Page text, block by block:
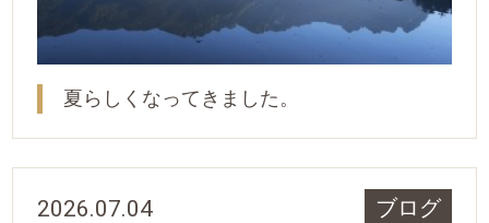
夏らしくなってきました。
2026.07.04 ブログ